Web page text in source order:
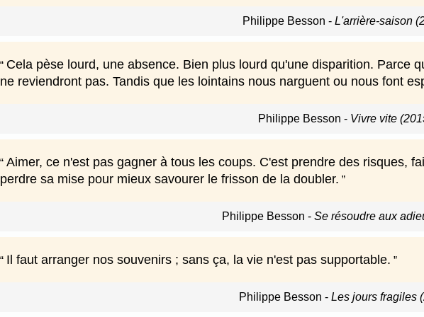
Philippe Besson - L'arrière-saison
Cela pèse lourd, une absence. Bien plus lourd qu'une disparition. Parce
ne reviendront pas. Tandis que les lointains nous narguent ou nous font
Philippe Besson - Vivre vite
Aimer, ce n'est pas gagner à tous les coups. C'est prendre des risques,
perdre sa mise pour mieux savourer le frisson de la doubler.
Philippe Besson - Se résoudre aux
Il faut arranger nos souvenirs ; sans ça, la vie n'est pas supportable.
Philippe Besson - Les jours fragiles